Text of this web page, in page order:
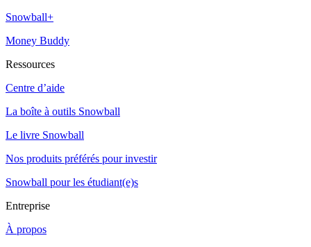
Snowball+
Money Buddy
Ressources
Centre d’aide
La boîte à outils Snowball
Le livre Snowball
Nos produits préférés pour investir
Snowball pour les étudiant(e)s
Entreprise
À propos